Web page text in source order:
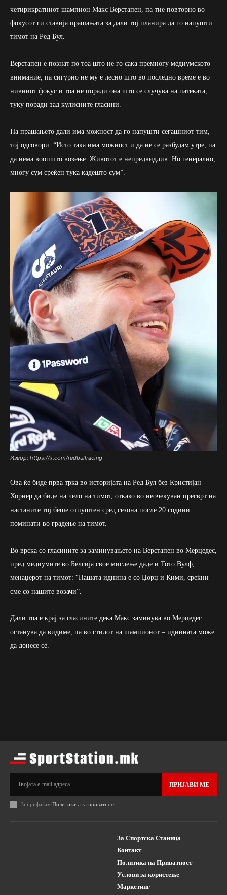
четирикратниот шампион Макс Верстапен, па тие повторно во
фокусот ги ставија прашањата за дали тој планира да го напушти
тимот на Ред Бул.
Верстапен е познат по тоа што не го сака премногу медиумското
внимание, па сигурно не му е лесно што во последно време е во
нивниот фокус и тоа не поради она што се случува на патеката,
туку поради зад кулисните гласини.
На прашањето дали има можност да го напушти сегашниот тим,
тој одговори: “Исто така има можност и да не се разбудам утре, па
да нема воопшто возење. Животот е непредвидлив. Но генерално,
многу сум среќен тука кадешто сум”.
Извор: https://x.com/redbullracing
Ова ќе биде прва трка во историјата на Ред Бул без Кристијан
Хорнер да биде на чело на тимот, откако во неочекуван пресврт на
настаните тој беше отпуштен сред сезона после 20 години
поминати во градење на тимот.
Во врска со гласините за заминувањето на Верстапен во Мерцедес,
пред медиумите во Белгија свое мислење даде и Тото Вулф,
менаџерот на тимот: “Нашата иднина е со Џорџ и Кими, среќни
сме со нашите возачи”.
Дали тоа е крај за гласините дека Макс заминува во Мерцедес
останува да видиме, па во стилот на шампионот – иднината може
да донесе сè.
ПРИЈАВИ МЕ
Ја прифаќам Политиката за приватност.
За Спортска Станица
Контакт
Политика на Приватност
Услови за користење
Маркетинг